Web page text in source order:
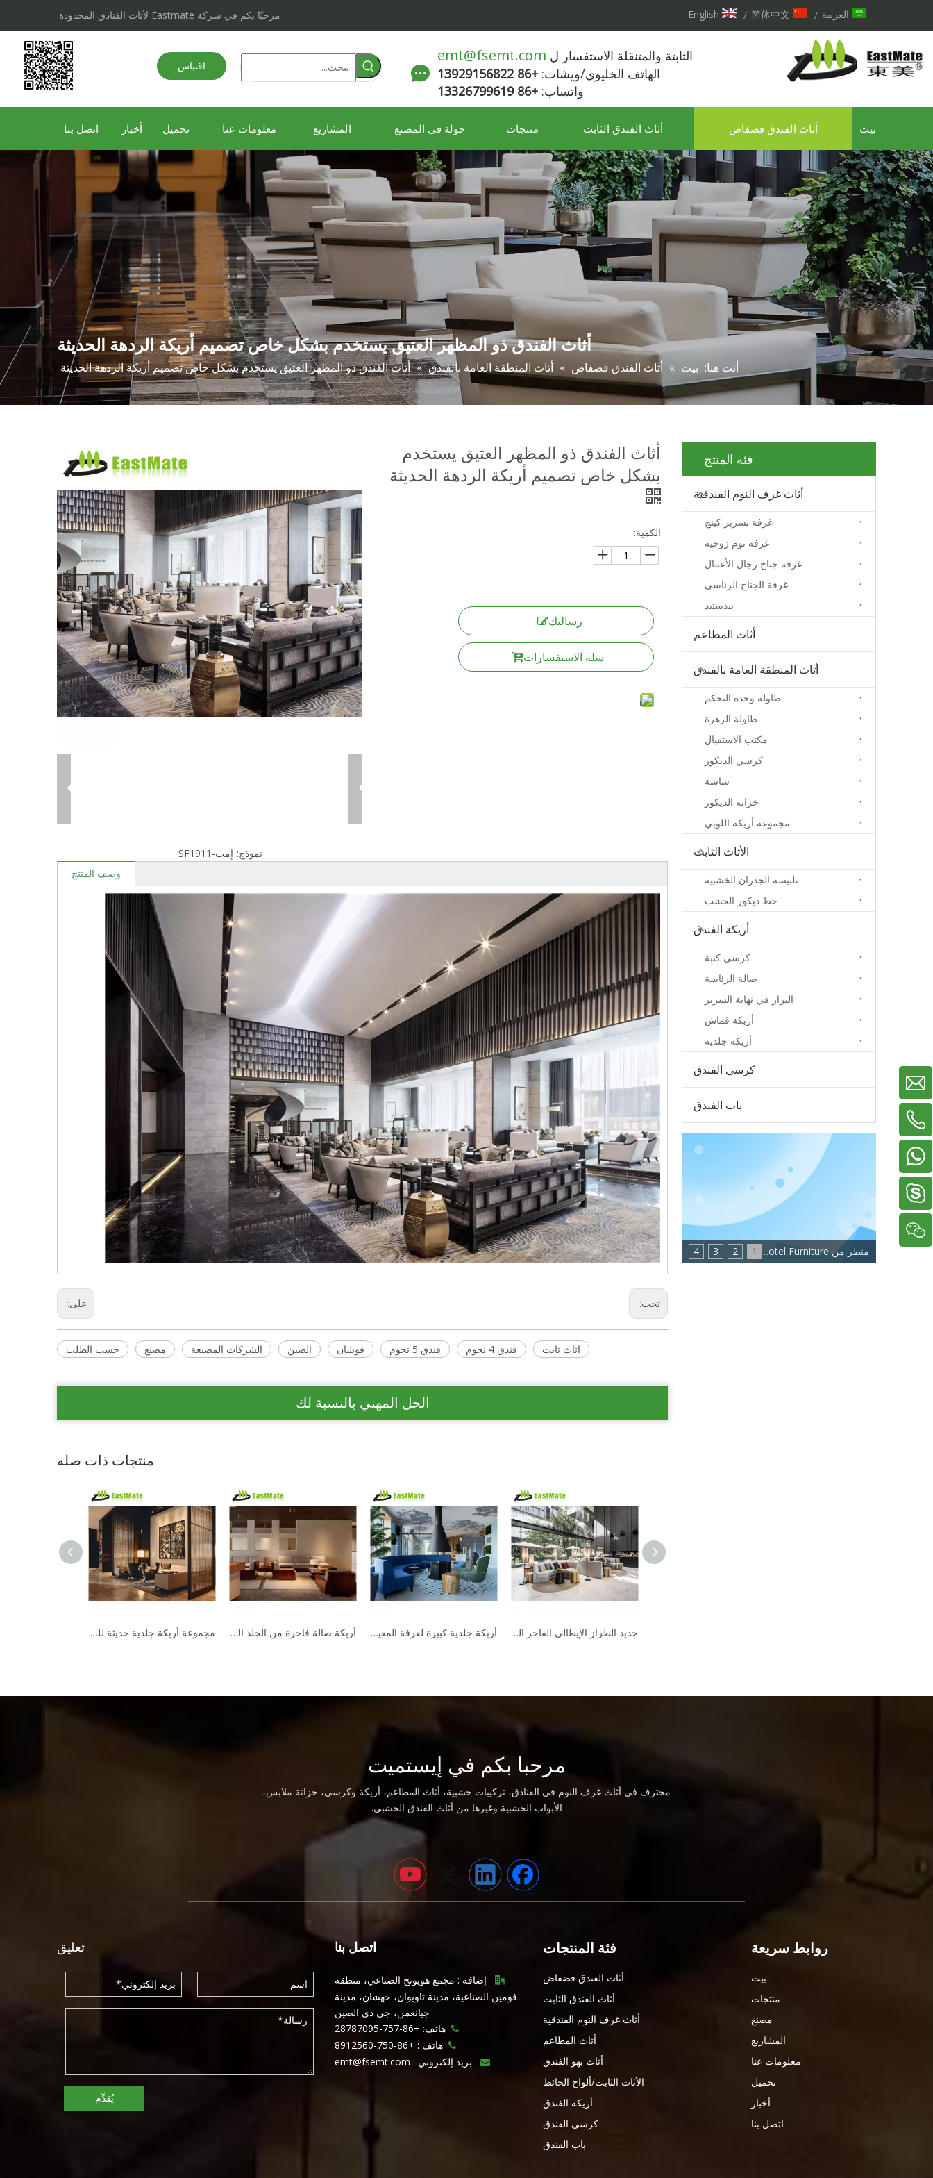
مرحبًا بكم في شركة Eastmate لأثاث الفنادق المحدودة. العربية /
简体中文
/
English
الثابتة والمتنقلة الاستفسار ل emt@fsemt.com
الهاتف الخليوي/ويشات: +86 13929156822
واتساب: +86 13326799619
اقتباس
بيت أثاث الفندق فضفاض أثاث الفندق الثابت منتجات جولة في المصنع المشاريع معلومات عنا تحميل أخبار اتصل بنا
أثاث الفندق ذو المظهر العتيق يستخدم بشكل خاص تصميم أريكة الردهة الحديثة
أنت هنا: بيت » أثاث الفندق فضفاض » أثاث المنطقة العامة بالفندق » أثاث الفندق ذو المظهر العتيق يستخدم بشكل خاص تصميم أريكة الردهة الحديثة
أثاث الفندق ذو المظهر العتيق يستخدم
بشكل خاص تصميم أريكة الردهة الحديثة
الكمية:
رسالتك
سلة الاستفسارات
نموذج: إمت-SF1911
وصف المنتج
على: تحت:
حسب الطلب مصنع الشركات المصنعة الصين فوشان فندق 5 نجوم فندق 4 نجوم اثاث ثابت
الحل المهني بالنسبة لك
منتجات ذات صله
أريكة صالة فاخرة من الجلد الطبيعي طقم أريكة كرسي أثاث الفندق أريكة حديثة أريكة جلدية كبيرة لغرفة المعيشة في الفندق مجموعة أثاث فندقي فاخر حديث وخفيف جديد الطراز الإيطالي الفاخر الحديث الاقسام أريكة الخفيفة الفاخرة تصميم بسيط مجموعة أريكة أثاث الفندق الفاخرة الحديثة غرفة المعيشة البسيطة نمط فيلا أثاث الفندق مجموعة أريكة الراقية
فئة المنتج
أثاث غرف النوم الفندقية
غرفة بسرير كينج
غرفة نوم زوجية
غرفة جناح رجال الأعمال
غرفة الجناح الرئاسي
بيدستيد
أثاث المطاعم
أثاث المنطقة العامة بالفندق
طاولة وحدة التحكم
طاولة الزهرة
مكتب الاستقبال
كرسي الديكور
شاشة
خزانة الديكور
مجموعة أريكة اللوبي
الأثاث الثابت
تلبيسة الجدران الخشبية
خط ديكور الخشب
أريكة الفندق
كرسي كنبة
صالة الرئاسة
البراز في نهاية السرير
أريكة قماش
أريكة جلدية
كرسي الفندق
باب الفندق
1
2
3
4 منظر من Eastmate Hotel Furniture: اتجاه جديد لصناعة أثاث الفنادق
مرحبا بكم في إيستميت
محترف في أثاث غرف النوم في الفنادق، تركيبات خشبية، أثاث المطاعم، أريكة وكرسي، خزانة ملابس،
الأبواب الخشبية وغيرها من أثاث الفندق الخشبي.
روابط سريعة
بيت
منتجات
مصنع
المشاريع
معلومات عنا
تحميل
أخبار
اتصل بنا
فئة المنتجات
أثاث الفندق فضفاض
أثاث الفندق الثابت
أثاث غرف النوم الفندقية
أثاث المطاعم
أثاث بهو الفندق
الأثاث الثابت/ألواح الحائط
أريكة الفندق
كرسي الفندق
باب الفندق
اتصل بنا

إضافة : مجمع هويونج الصناعي، منطقة
فومين الصناعية، مدينة تاويوان، خهشان، مدينة
جيانغمن، جي دي الصين
 هاتف: +86-757-28787095
 هاتف : +86-750-8912560
 بريد إلكتروني : emt@fsemt.com
تعليق
يُقدِّم